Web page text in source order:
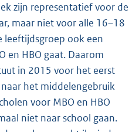
zijn representatief voor de
maar niet voor alle 16–18
leeftijdsgroep ook een
en HBO gaat. Daarom
in 2015 voor het eerst
het middelengebruik
voor MBO en HBO
niet naar school gaan.